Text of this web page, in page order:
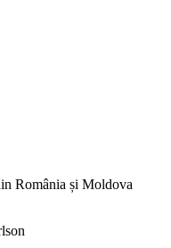
România și Moldova